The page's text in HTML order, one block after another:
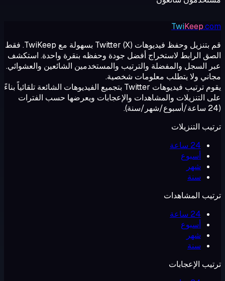
TwiKeep.com
قم بتنزيل وحفظ فيديوهات Twitter (X) بسهولة مع TwiKeep. فقط
الصق الرابط لاستخراج أفضل جودة وحفظه بنقرة واحدة. استكشف
عبر السجل والمفضلة والترتيب والمستخدمين الشائعين والعشوائي.
مجاني ولا يتطلب معلومات شخصية.
يقوم ترتيب فيديوهات Twitter بتجميع الفيديوهات الشائعة تلقائياً بناءً
على التنزيلات والمشاهدات والإعجابات ويعرضها حسب الفترات
(24 ساعة/أسبوع/شهر/سنة).
ترتيب التنزيلات
24 ساعة
أسبوع
شهر
سنة
ترتيب المشاهدات
24 ساعة
أسبوع
شهر
سنة
ترتيب الإعجابات